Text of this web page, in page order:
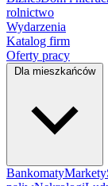
rolnictwo
Wydarzenia
Katalog firm
Oferty pracy
Dla mieszkańców
BankomatyMarkety